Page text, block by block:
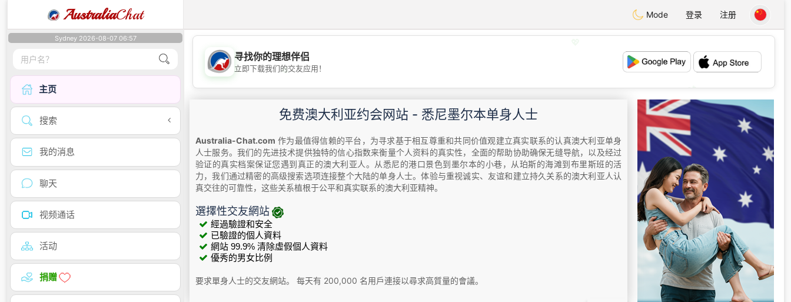
AustraliaChat Mode 登录 注册
Sydney 2026-08-07 06:57
主页
搜索
我的消息
聊天
视频通话
活动
捐赠
💖
寻找你的理想伴侣
立即下载我们的交友应用！
免费澳大利亚约会网站 - 悉尼墨尔本单身人士
Australia-Chat.com 作为最值得信赖的平台，为寻求基于相互尊重和共同价值观建立真实联系的认真澳大利亚单身
人士服务。我们的先进技术提供独特的信心指数来衡量个人资料的真实性，全面的帮助协助确保无缝导航，以及经过
验证的真实档案保证您遇到真正的澳大利亚人。从悉尼的港口景色到墨尔本的小巷，从珀斯的海滩到布里斯班的活
力，我们通过精密的高级搜索选项连接整个大陆的单身人士。体验与重视诚实、友谊和建立持久关系的澳大利亚人认
真交往的可靠性，这些关系植根于公平和真实联系的澳大利亚精神。
選擇性交友網站
經過驗證和安全
已驗證的個人資料
網站 99.9% 清除虛假個人資料
優秀的男女比例
要求單身人士的交友網站。 每天有 200,000 名用戶連接以尋求高質量的會議。